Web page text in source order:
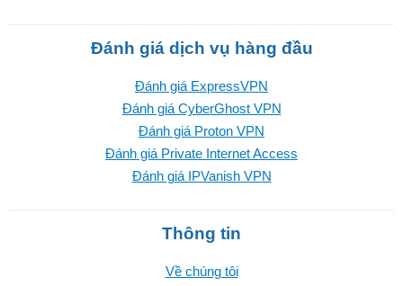
Đánh giá dịch vụ hàng đầu
Đánh giá ExpressVPN
Đánh giá CyberGhost VPN
Đánh giá Proton VPN
Đánh giá Private Internet Access
Đánh giá IPVanish VPN
Thông tin
Về chúng tôi